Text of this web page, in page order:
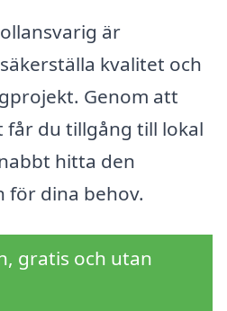
är
kvalitet och
Genom att
får du tillgång till lokal
hitta den
för dina behov.
gratis och utan